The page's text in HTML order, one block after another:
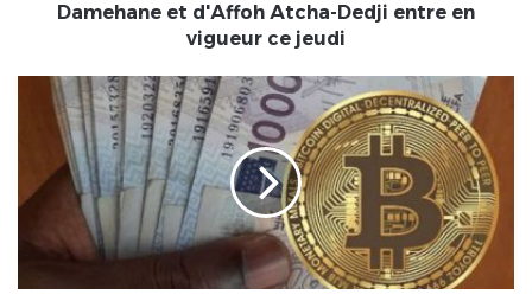
l'interdiction
Damehane
d'Affoh
Dedji
entre
vigueur
Damehane et d'Affoh Atcha-Dedji entre en
vigueur ce jeudi
BCEAO.
cryptomonnaie
CFA
en